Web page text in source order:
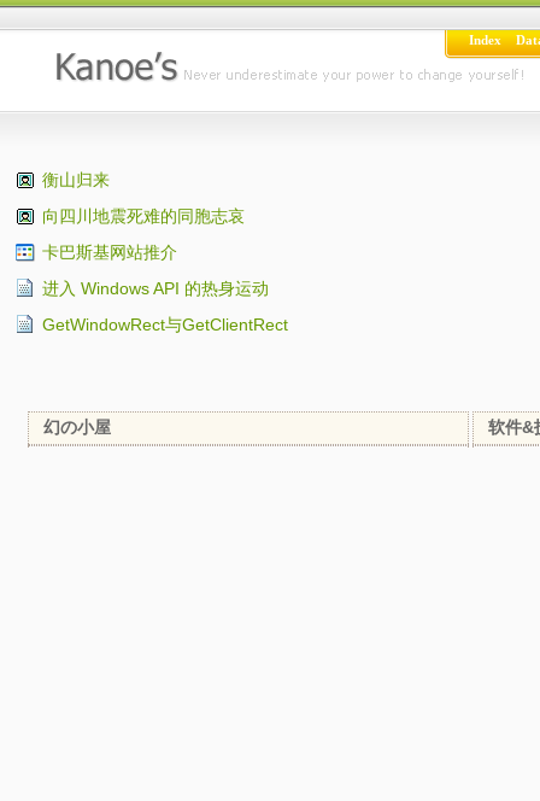
Index
衡山归来
向四川地震死难的同胞志哀
卡巴斯基网站推介
进入 Windows API 的热身运动
GetWindowRect与GetClientRect
幻の小屋 软件&